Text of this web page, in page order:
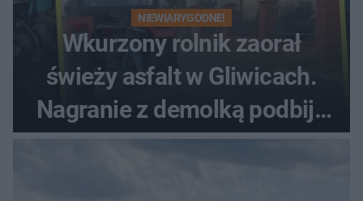
NIEWIARYGODNE!
Wkurzony rolnik zaorał
świeży asfalt w Gliwicach.
Nagranie z demolką podbija
sieć